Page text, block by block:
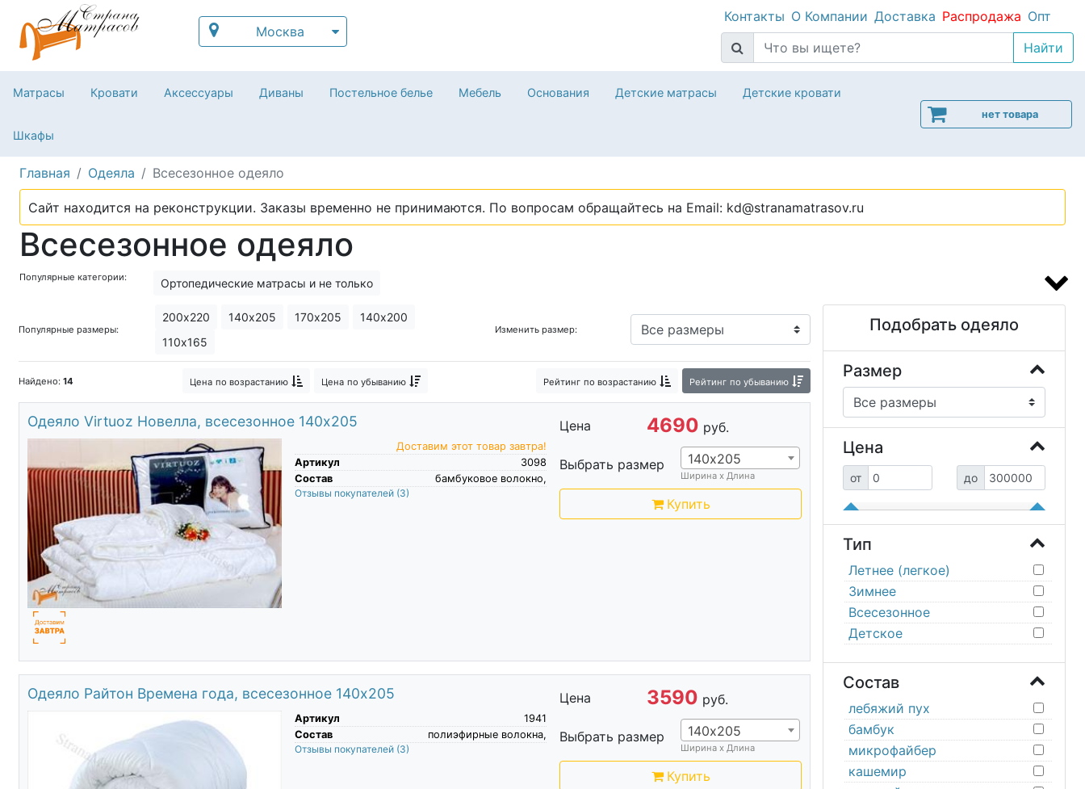
Москва
Контакты О Компании Доставка Распродажа Опт
Матрасы Кровати Аксессуары Диваны Постельное белье Мебель Основания Детские матрасы Детские кровати
Шкафы
нет товара
Главная Одеяла Всесезонное одеяло
Сайт находится на реконструкции. Заказы временно не принимаются. По вопросам обращайтесь на Email: kd@stranamatrasov.ru
Всесезонное одеяло
Популярные категории: Ортопедические матрасы и не только
Популярные размеры:
200х220 140х205 170х205
140х200
110х165
Изменить размер:
Найдено: 14 Цена по возрастанию Цена по убыванию Рейтинг по возрастанию Рейтинг по убыванию
Одеяло Virtuoz Новелла, всесезонное 140х205
Доставим этот товар завтра!
Артикул
3098
Состав
бамбуковое волокно,
Отзывы покупателей (3)
Цена 4690 руб.
Выбрать размер 140х205
Ширина х Длина
Купить
Одеяло Райтон Времена года, всесезонное 140х205
Артикул
1941
Состав
полиэфирные волокна,
Отзывы покупателей (3)
Цена 3590 руб.
Выбрать размер 140х205
Ширина х Длина
Купить
Подобрать одеяло
Размер
Цена
от до
Тип
Летнее (легкое)
Зимнее
Всесезонное
Детское
Состав
лебяжий пух
бамбук
микрофайбер
кашемир